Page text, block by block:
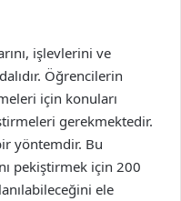
işlevlerini ve
Öğrencilerin
için konuları
gerekmektedir.
yöntemdir. Bu
pekiştirmek için 200
ele